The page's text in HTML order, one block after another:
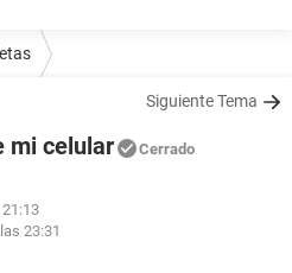
Siguiente Tema
mi celular Cerrado
23:31